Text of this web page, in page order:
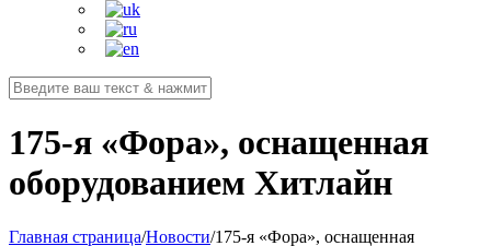
175-я «Фора», оснащенная
оборудованием Хитлайн
Главная страница/Новости/175-я «Фора», оснащенная